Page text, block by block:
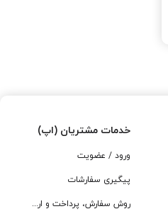
خدمات مشتریان (اپ)
ورود / عضویت
پیگیری سفارشات
روش سفارش، پرداخت و ارسال